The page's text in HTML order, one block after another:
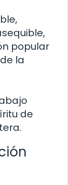
popular
la
de